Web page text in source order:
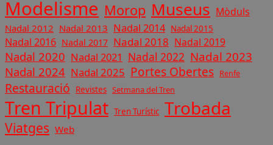
Modelisme Morop Museus Mòduls
Nadal 2012 Nadal 2013 Nadal 2014 Nadal 2015
Nadal 2016 Nadal 2017 Nadal 2018 Nadal 2019
Nadal 2020 Nadal 2021 Nadal 2022 Nadal 2023
Nadal 2024 Nadal 2025 Portes Obertes Renfe
Restauració Revistes Setmana del Tren
Tren Tripulat Tren Turístic Trobada
Viatges Web